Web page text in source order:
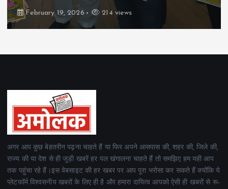
February 19, 2026 167 views
अगर आप कुछ बेहतरीन पढ़ना चाहते हैं या फिर अपने आसपास की, शहर की, जिले की,
राज्य की या देश से ही जुड़ी खबरें हर पल खंगालना चाहते हैं तो समझिए हम यही आप
तक पहुंचा रहे हैं।इस वेबसाइट की हर खबर पर आप पूरा भरोसा कर सकते हैं क्योंकि ये
प्लेटफॉर्म विश्वसनीय खबरों के लिए ही है और हमारा दायित्व आपको ऐसी ही खबरों से रू-